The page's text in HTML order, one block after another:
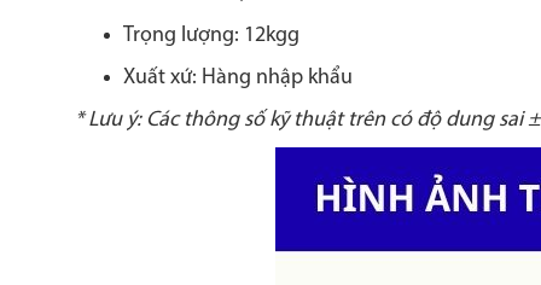
Trọng lượng: 12kgg
Xuất xứ: Hàng nhập khẩu
* Lưu ý: Các thông số kỹ thuật trên có độ dung sai